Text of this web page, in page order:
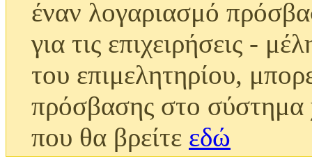
έναν λογαριασμό
για τις επιχειρήσεις -
του επιμελητηρίου,
πρόσβασης στο σύστημα
που θα βρείτε εδώ